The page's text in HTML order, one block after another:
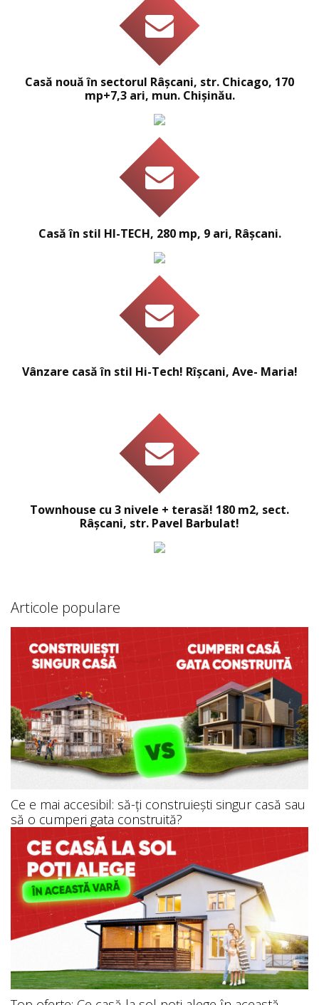
Casă nouă în sectorul Râșcani, str. Chicago, 170
mp+7,3 ari, mun. Chișinău.
Casă în stil HI-TECH, 280 mp, 9 ari, Râșcani.
Vânzare casă în stil Hi-Tech! Rîșcani, Ave- Maria!
Townhouse cu 3 nivele + terasă! 180 m2, sect.
Râșcani, str. Pavel Barbulat!
Articole populare
Ce e mai accesibil: să-ți construiești singur casă sau
să o cumperi gata construită?